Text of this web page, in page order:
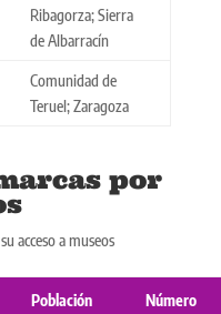
Ribagorza; Sierra
de Albarracín
Comunidad de
Teruel; Zaragoza
por
acceso a museos
Población
Número